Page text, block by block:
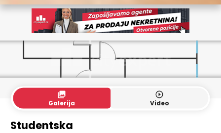
collections
Galerija
play_circle_outline
Video
Studentska